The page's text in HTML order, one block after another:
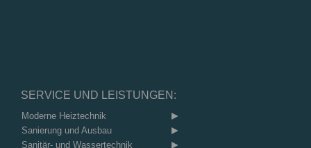
SERVICE UND LEISTUNGEN:
Moderne Heiztechnik ►
Sanierung und Ausbau ►
Sanitär- und Wassertechnik ►